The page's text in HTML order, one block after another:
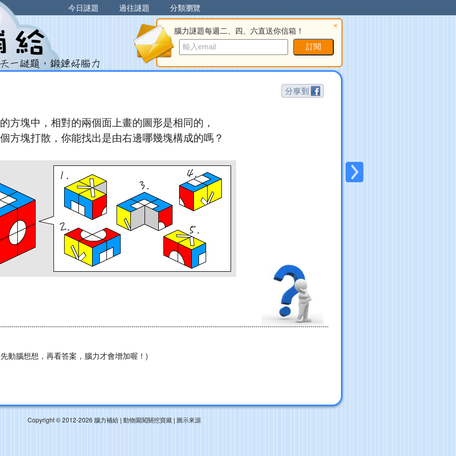
今日謎題 過往謎題 分類瀏覽
×
腦力謎題每週二、四、六直送你信箱！
訂閱
方塊中，相對的兩個面上畫的圖形是相同的，
方塊打散，你能找出是由右邊哪幾塊構成的嗎？
動腦想想，再看答案，腦力才會增加喔！)
Copyright © 2012-2026 腦力補給 | 動物園闖關挖寶藏| 圖示來源